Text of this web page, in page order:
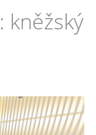
kněžský